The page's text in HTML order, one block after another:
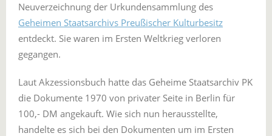
Neuverzeichnung der Urkundensammlung des
Geheimen Staatsarchivs Preußischer Kulturbesitz
entdeckt. Sie waren im Ersten Weltkrieg verloren
gegangen.
Laut Akzessionsbuch hatte das Geheime Staatsarchiv PK
die Dokumente 1970 von privater Seite in Berlin für
100,- DM angekauft. Wie sich nun herausstellte,
handelte es sich bei den Dokumenten um im Ersten